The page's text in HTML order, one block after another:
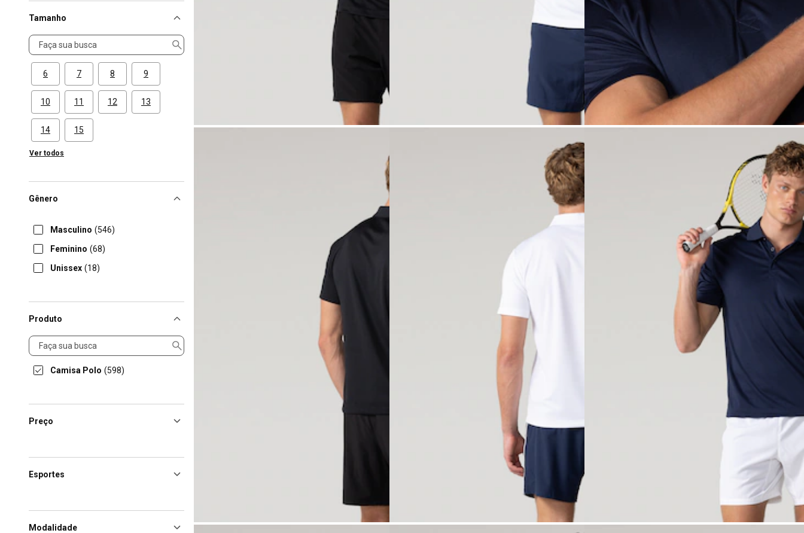
Tamanho
Tamanho
6 7 8 9
10 11 12 13
14 15
Ver todos
Gênero
Masculino (546)
Feminino (68)
Unissex (18)
Produto
Produto
Camisa Polo (598)
Preço
Esportes
Modalidade